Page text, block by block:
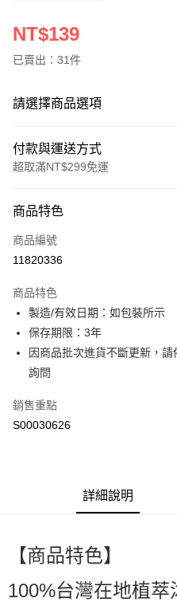
NT$139
已賣出：31件
請選擇商品選項
付款與運送方式
超取滿NT$299免運
信用卡一次付款
超商取貨付款
Apple Pay
街口支付
全盈+PAY
ATM付款
付款後全家取貨
萊爾富取貨付款
每筆NT$60，滿NT$599(含以上)
商品特色
商品編號
11820336
商品特色
製造/有效日期：如包裝所示
保存期限：3年
因商品批次進貨不斷更新，
詢問
銷售重點
S00030626
詳細說明
【商品特色】
100%台灣在地植萃